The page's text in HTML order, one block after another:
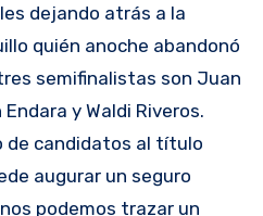
dejando atrás a la
quién anoche abandonó
semifinalistas son Juan
y Waldi Riveros.
de candidatos al título
augurar un seguro
podemos trazar un